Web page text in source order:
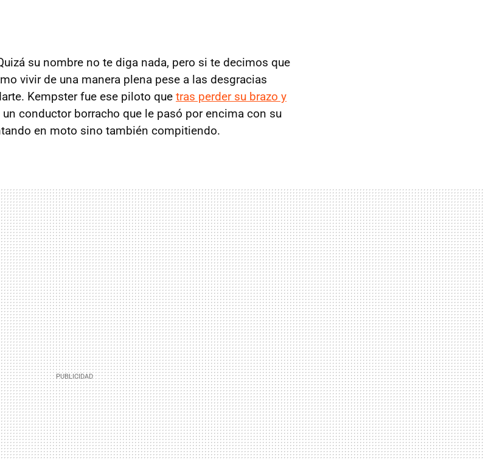
su nombre no te diga nada, pero si te decimos que
vivir de una manera plena pese a las desgracias
Kempster fue ese piloto que tras perder su brazo y
un conductor borracho que le pasó por encima con su
en moto sino también compitiendo.